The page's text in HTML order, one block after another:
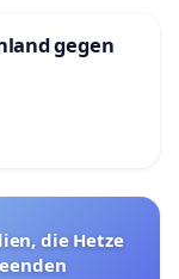
Video
dieser
gegen
die Hetze